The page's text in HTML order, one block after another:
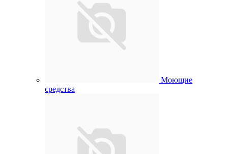
Моющие
средства